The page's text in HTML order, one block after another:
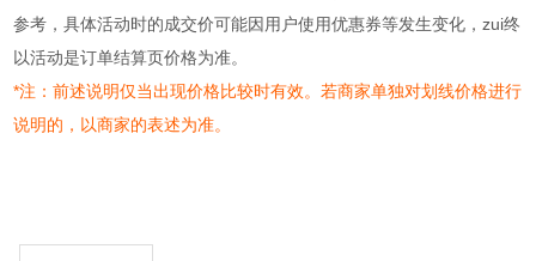
参考，具体活动时的成交价可能因用户使用优惠券等发生变化，zui终
以活动是订单结算页价格为准。
*注：前述说明仅当出现价格比较时有效。若商家单独对划线价格进行
说明的，以商家的表述为准。